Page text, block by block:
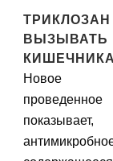
КИШЕЧНИКА
Новое